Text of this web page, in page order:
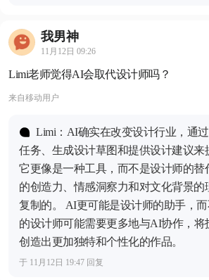
我男神
11月12日 09:26
Limi老师觉得AI会取代设计师吗？
来自移动用户
Limi：AI确实在改变设计行业，通
任务、生成设计草图和提供设计建议来
它更像是一种工具，而不是设计师的替
的创造力、情感洞察力和对文化背景
复制的。 AI更可能是设计师的助手，
的设计师可能需要更多地与AI协作，将
创造出更加独特和个性化的作品。
于 11月12日 19:47 回复